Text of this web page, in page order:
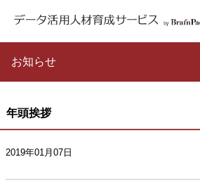
お知らせ
年頭挨拶
2019年01月07日